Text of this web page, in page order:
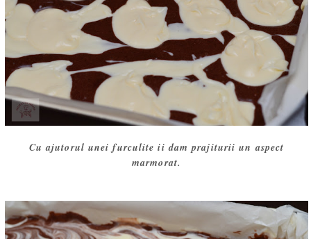
Cu ajutorul unei furculite ii dam prajiturii un aspect
marmorat.